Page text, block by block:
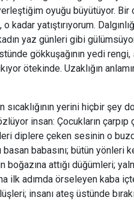
oyuğu büyütüyor.
o kadar yatıştırıyorum.
yaz günleri gibi
gökkuşağının yedi
ötekinde. Uzaklığın
sıcaklığının yerini hiçbir şey
insan: Çocukların çarpıp
diplere çeken sesinin o
basan babasını; bütün yönleri
boğazına attığı düğümleri;
ilk adımda örseleyen kaba
insanı ateş üstünde